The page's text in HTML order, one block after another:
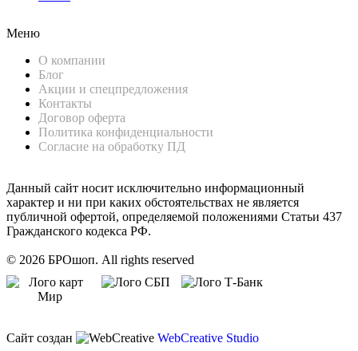
Меню
О компании
Блог
Акции и спецпредложения
Контакты
Договор оферта
Политика конфиденциальности
Согласие на обработку ПД
Данный сайт носит исключительно информационный
характер и ни при каких обстоятельствах не является
публичной офертой, определяемой положениями Статьи 437
Гражданского кодекса РФ.
© 2026 БРОшоп. All rights reserved
Сайт создан WebCreative Studio